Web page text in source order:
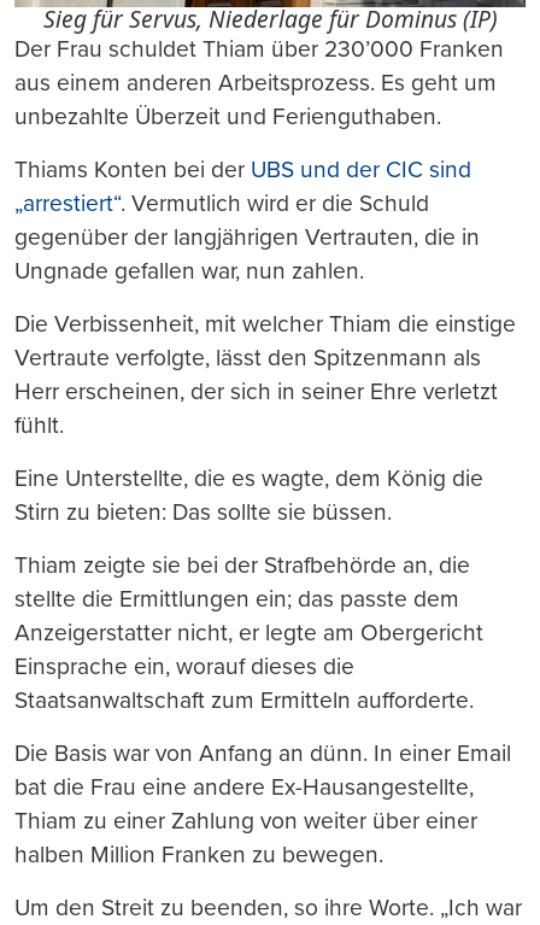
Sieg für Servus, Niederlage für Dominus (IP)
Der Frau schuldet Thiam über 230’000 Franken
aus einem anderen Arbeitsprozess. Es geht um
unbezahlte Überzeit und Ferienguthaben.
Thiams Konten bei der UBS und der CIC sind
„arrestiert“. Vermutlich wird er die Schuld
gegenüber der langjährigen Vertrauten, die in
Ungnade gefallen war, nun zahlen.
Die Verbissenheit, mit welcher Thiam die einstige
Vertraute verfolgte, lässt den Spitzenmann als
Herr erscheinen, der sich in seiner Ehre verletzt
fühlt.
Eine Unterstellte, die es wagte, dem König die
Stirn zu bieten: Das sollte sie büssen.
Thiam zeigte sie bei der Strafbehörde an, die
stellte die Ermittlungen ein; das passte dem
Anzeigerstatter nicht, er legte am Obergericht
Einsprache ein, worauf dieses die
Staatsanwaltschaft zum Ermitteln aufforderte.
Die Basis war von Anfang an dünn. In einer Email
bat die Frau eine andere Ex-Hausangestellte,
Thiam zu einer Zahlung von weiter über einer
halben Million Franken zu bewegen.
Um den Streit zu beenden, so ihre Worte. „Ich war